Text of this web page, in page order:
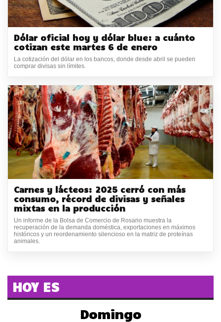
Dólar oficial hoy y dólar blue: a cuánto
cotizan este martes 6 de enero
La cotización del dólar en los bancos, donde desde abril se pueden
comprar divisas sin límites.
Carnes y lácteos: 2025 cerró con más
consumo, récord de divisas y señales
mixtas en la producción
Un informe de la Bolsa de Comercio de Rosario muestra la
recuperación de la demanda doméstica, exportaciones en máximos
históricos y un reordenamiento silencioso en la matriz de proteínas
animales.
HOY ES
Domingo